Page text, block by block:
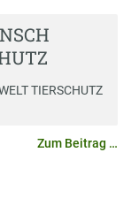
TIERSCHUTZ
Zum Beitrag …